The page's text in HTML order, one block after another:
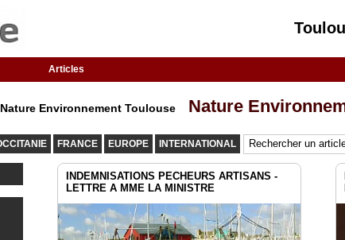
Articles
Environnement Toulouse Nature
FRANCE EUROPE INTERNATIONAL
INDEMNISATIONS PECHEURS ARTISANS -
LETTRE A MME LA MINISTRE